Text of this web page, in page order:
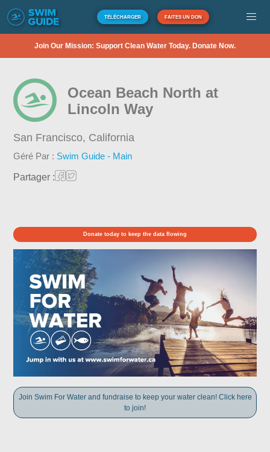
TÉLÉCHARGER FAITES UN DON
Join Our Mission: Support Clean Water Today. Donate Now.
Ocean Beach North at
Lincoln Way
San Francisco, California
Géré Par : Swim Guide - Main
Partager :
Donate today to keep the data flowing
Join Swim For Water and fundraise to keep your water clean! Click here
to join!